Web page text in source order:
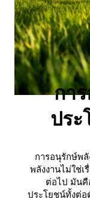
กา
ประ
การอนุรักษ์พลังง
พลังงานไม่ใช่
ต่อไป มันคื
ประโยชน์ทั้งต่อ